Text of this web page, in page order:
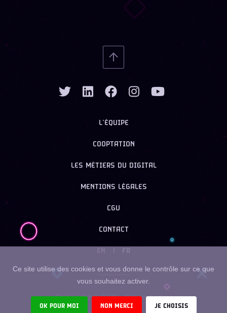
L’ÉQUIPE
COOPTATION
LES MÉTIERS DU DIGITAL
MENTIONS LÉGALES
CGU
CONTACT
FR
Copyright ©2026- Urban Linker
Ce site utilise des cookies et vous donne le contrôle sur ce que
vous souhaitez activer.
OK POUR MOI NON MERCI JE CHOISIS